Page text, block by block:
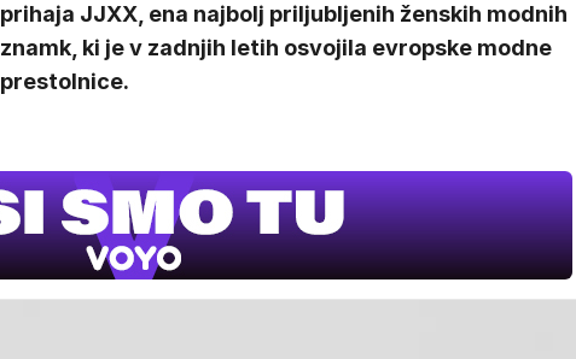
prihaja JJXX, ena najbolj priljubljenih ženskih modnih
znamk, ki je v zadnjih letih osvojila evropske modne
prestolnice.